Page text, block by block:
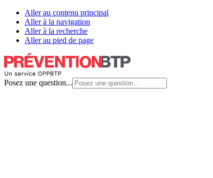
Aller au contenu principal
Aller à la navigation
Aller à la recherche
Aller au pied de page
Posez une question...